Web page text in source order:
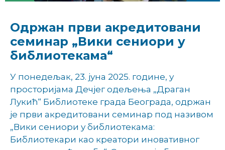
Одржан први акредитовани
семинар „Вики сениори у
библиотекама“
У понедељак, 23. јуна 2025. године, у
просторијама Дечјег одељења „Драган
Лукић“ Библиотеке града Београда, одржан
је први акредитовани семинар под називом
„Вики сениори у библиотекама:
Библиотекари као креатори иновативног